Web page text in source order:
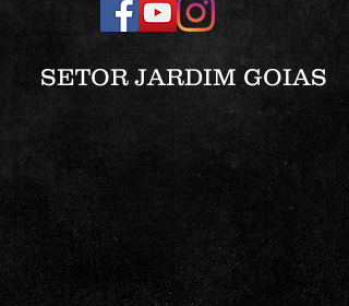
SETOR JARDIM GOIAS